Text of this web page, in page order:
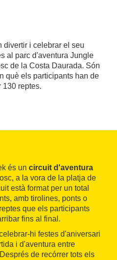
divertir i celebrar el seu
al parc d'aventura Jungle
de la Costa Daurada. Són
què els participants han de
130 reptes.
és un circuit d'aventura
a la vora de la platja de
està format per un total
amb tirolines, ponts o
que els participants
fins al final.
hi festes d'aniversari
i d'aventura entre
de recórrer tots els